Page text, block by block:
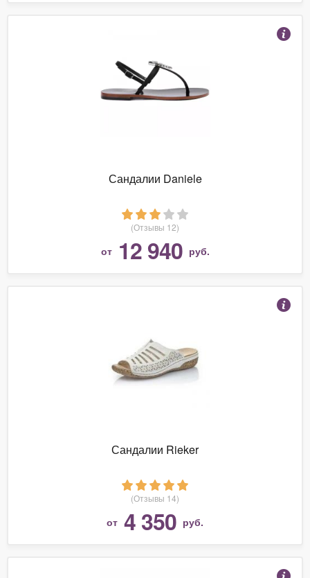
Сандалии Daniele
(Отзывы 12)
от 12 940 руб.
Сандалии Rieker
(Отзывы 14)
от 4 350 руб.